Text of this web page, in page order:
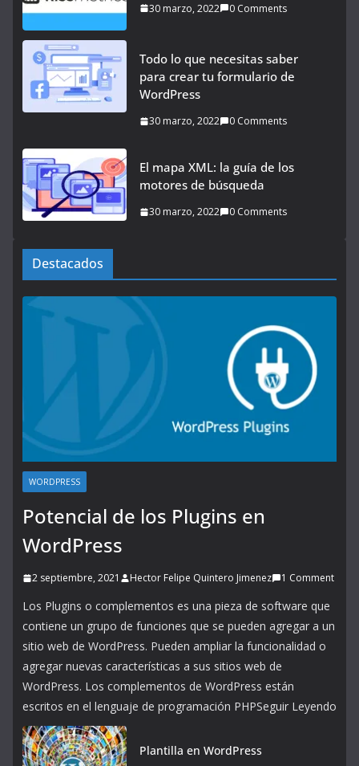
30 marzo, 2022 0 Comments
Todo lo que necesitas saber
para crear tu formulario de
WordPress
30 marzo, 2022 0 Comments
El mapa XML: la guía de los
motores de búsqueda
30 marzo, 2022 0 Comments
Destacados
WORDPRESS
Potencial de los Plugins en
WordPress
2 septiembre, 2021 Hector Felipe Quintero Jimenez 1 Comment
Los Plugins o complementos es una pieza de software que
contiene un grupo de funciones que se pueden agregar a un
sitio web de WordPress. Pueden ampliar la funcionalidad o
agregar nuevas características a sus sitios web de
WordPress. Los complementos de WordPress están
escritos en el lenguaje de programación PHPSeguir Leyendo
Plantilla en WordPress